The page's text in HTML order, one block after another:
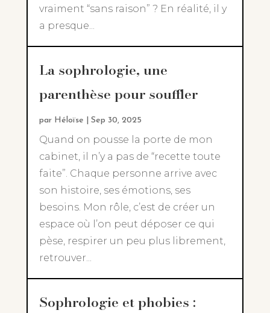
vraiment “sans raison” ? En réalité, il y
a presque...
La sophrologie, une
parenthèse pour souffler
par Héloïse Sep 30, 2025
Quand on pousse la porte de mon
cabinet, il n’y a pas de “recette toute
faite”. Chaque personne arrive avec
son histoire, ses émotions, ses
besoins. Mon rôle, c’est de créer un
espace où l’on peut déposer ce qui
pèse, respirer un peu plus librement,
retrouver...
Sophrologie et phobies :